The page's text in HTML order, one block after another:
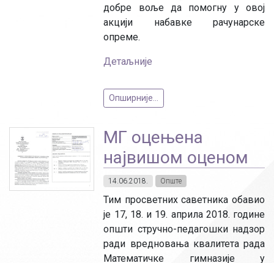
добре воље да помогну у овој
акцији набавке рачунарске
опреме.
Детаљније
Опширније...
МГ оцењена
највишом оценом
14.06.2018. Опште
Тим просветних саветника обавио
је 17, 18. и 19. априла 2018. године
општи стручно-педагошки надзор
ради вредновања квалитета рада
Математичке гимназије у